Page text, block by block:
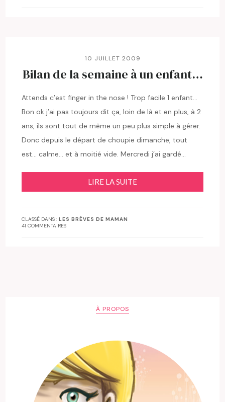
10 JUILLET 2009
Bilan de la semaine à un enfant…
Attends c’est finger in the nose ! Trop facile 1 enfant…
Bon ok j’ai pas toujours dit ça, loin de là et en plus, à 2
ans, ils sont tout de même un peu plus simple à gérer.
Donc depuis le départ de choupie dimanche, tout
est… calme… et à moitié vide. Mercredi j’ai gardé…
LIRE LA SUITE
CLASSÉ DANS :LES BRÈVES DE MAMAN
41 COMMENTAIRES
À PROPOS